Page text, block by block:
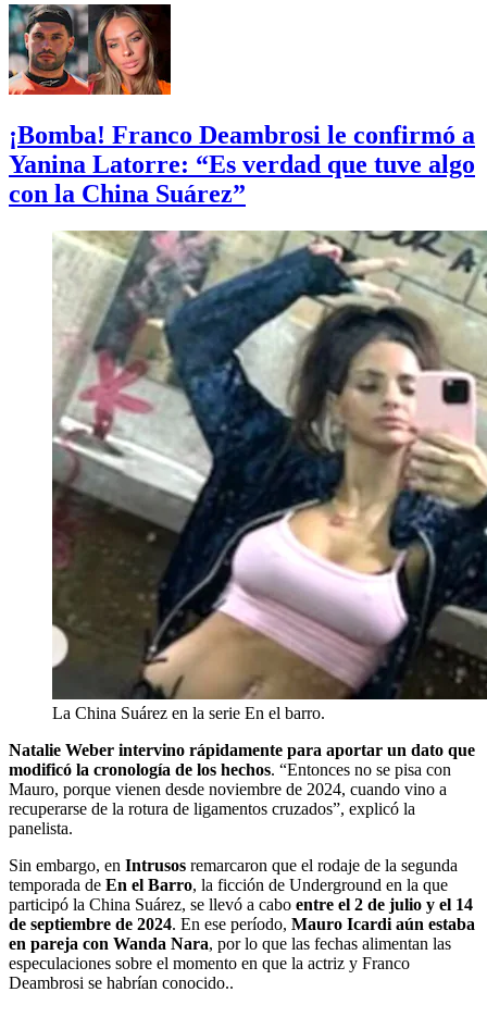
¡Bomba! Franco Deambrosi le confirmó a
Yanina Latorre: “Es verdad que tuve algo
con la China Suárez”
La China Suárez en la serie En el barro.
Natalie Weber intervino rápidamente para aportar un dato que
modificó la cronología de los hechos. “Entonces no se pisa con
Mauro, porque vienen desde noviembre de 2024, cuando vino a
recuperarse de la rotura de ligamentos cruzados”, explicó la
panelista.
Sin embargo, en Intrusos remarcaron que el rodaje de la segunda
temporada de En el Barro, la ficción de Underground en la que
participó la China Suárez, se llevó a cabo entre el 2 de julio y el 14
de septiembre de 2024. En ese período, Mauro Icardi aún estaba
en pareja con Wanda Nara, por lo que las fechas alimentan las
especulaciones sobre el momento en que la actriz y Franco
Deambrosi se habrían conocido..